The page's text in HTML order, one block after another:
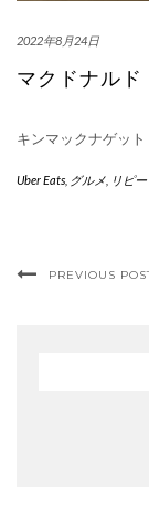
2022年8月24日
マクドナルド
ダブルチー
キンマックナゲット
Uber Eats グルメ リピー
PREVIOUS